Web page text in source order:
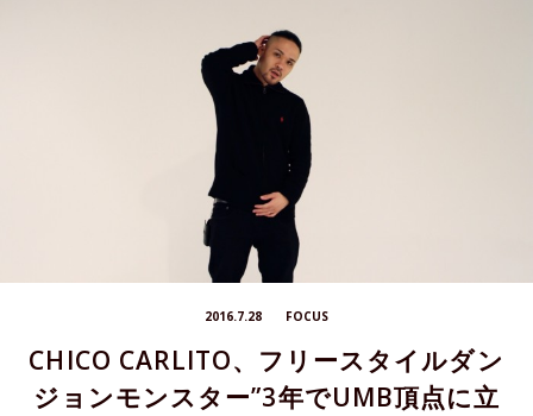
2016.7.28 FOCUS
CHICO CARLITO、フリースタイルダン
ジョンモンスター”3年でUMB頂点に立